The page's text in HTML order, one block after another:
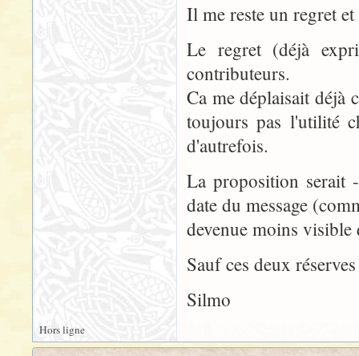
Il me reste un regret
Le regret (déjà
contributeurs.
Ca me déplaisait déjà
toujours pas l'utilité
d'autrefois.
La proposition serait
date du message
devenue moins
Sauf ces deux
Silmo
Hors ligne